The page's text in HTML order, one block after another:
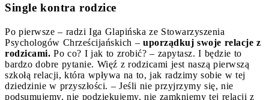
Single kontra rodzice
Po pierwsze – radzi Iga Glapińska ze Stowarzyszenia
Psychologów Chrześcijańskich – uporządkuj swoje relacje z
rodzicami. Po co? I jak to zrobić? – zapytasz. I będzie to
bardzo dobre pytanie. Więź z rodzicami jest naszą pierwszą
szkołą relacji, która wpływa na to, jak radzimy sobie w tej
dziedzinie w przyszłości. – Jeśli nie przyjrzymy się, nie
podsumujemy, nie podziękujemy, nie zamkniemy tej relacji z